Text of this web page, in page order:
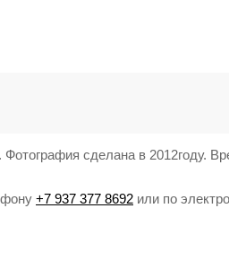
сделана в 2012году.
+7 937 377 8692 или по